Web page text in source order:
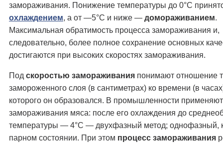
замораживания. Понижение температуры до 0°С
охлаждением, а от —5°С и ниже — домораживанием.
Максимальная обратимость процесса замораживания и,
следовательно, более полное сохранение основных
достигаются при высоких скоростях замораживания.
Под скоростью замораживания понимают отношение
замороженного слоя (в сантиметрах) ко времени (в
которого он образовался. В промышленности
замораживания мяса: после его охлаждения до
температуры — 4°С — двухфазный метод; однофазный,
парном состоянии. При этом процесс замораживания